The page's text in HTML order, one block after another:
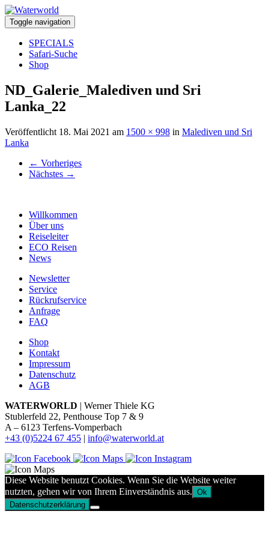
Toggle navigation
SPECIALS
Safari-Suche
Shop
ND_Galerie_Malediven und Sri
Lanka_22
Veröffentlicht 18. Mai 2021 am 1500 × 998 in Malediven und Sri
Lanka
← Vorheriges
Nächstes →
Willkommen
Über uns
Reiseleiter
ECO Reisen
News
Newsletter
Service
Rückrufservice
Anfrage
FAQ
Shop
Kontakt
Impressum
Datenschutz
AGB
WATERWORLD | Werner Thiele KG
Stublerfeld 22, Penthouse Top 7 & 9
A – 6123 Terfens-Vomperbach
+43 (0)5224 67 455 | info@waterworld.at
Diese Website benutzt Cookies. Wenn Sie die Website weiter
nutzten, gehen wir von Ihrem Einverständnis aus. Ok
Datenschutzerklärung